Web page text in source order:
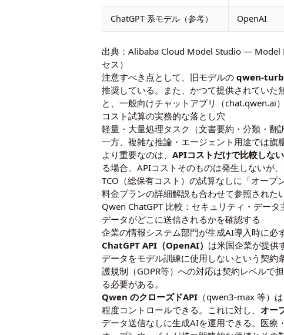
ChatGPT 系モデル（参考） OpenAI
出典：Alibaba Cloud Model Studio — Model
セス）
注意すべき点として、旧モデルのqwen-
推奨している。また、かつて提供されてい
と、一般向けチャットアプリ（chat.qwen.ai
コスト試算の実務的な落とし穴
軽量・大量処理タスク（文書要約・分類・
一方、複雑な推論・エージェント用途では旗
より重要なのは、APIコストだけで比較しない
る場合、APIコストそのものは発生しないが
TCO（総保有コスト）の試算なしに「オープ
料金プランの詳細解説 も合わせて参照されたい
Qwen ChatGPT 比較：セキュリティ・デー
データがどこに送信されるかを確認する
企業の情報システム部門が生成AI導入時に必
ChatGPT API（OpenAI） は米国企業が提供
データをモデル訓練に使用しないという契
護規制（GDPR等）への対応は契約レベルで
る必要がある。
Qwen のクローズドAPI （qwen3-max 等）
程度コントロールできる。これに対し、オー
データ送信なしに生成AIを運用できる。医療